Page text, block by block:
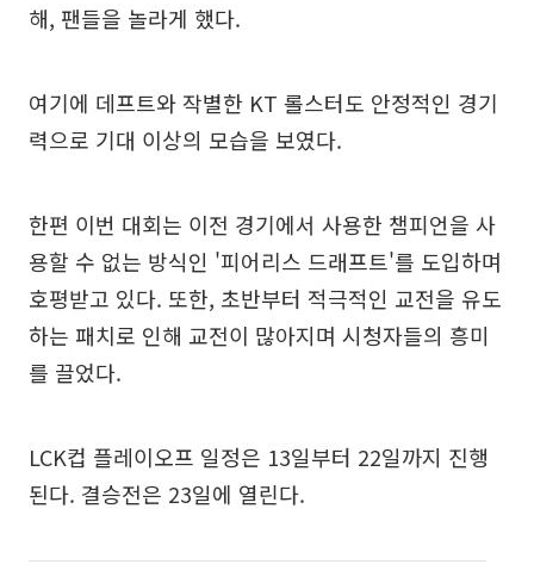
해, 팬들을 놀라게 했다.
여기에 데프트와 작별한 KT 롤스터도 안정적인 경기
력으로 기대 이상의 모습을 보였다.
한편 이번 대회는 이전 경기에서 사용한 챔피언을 사
용할 수 없는 방식인 '피어리스 드래프트'를 도입하며
호평받고 있다. 또한, 초반부터 적극적인 교전을 유도
하는 패치로 인해 교전이 많아지며 시청자들의 흥미
를 끌었다.
LCK컵 플레이오프 일정은 13일부터 22일까지 진행
된다. 결승전은 23일에 열린다.